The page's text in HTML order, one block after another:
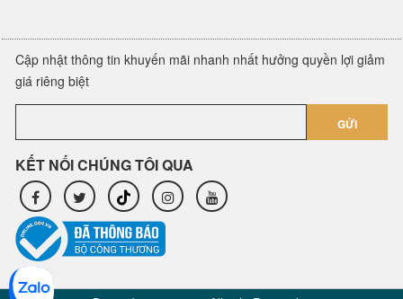
Cập nhật thông tin khuyến mãi nhanh nhất hưởng quyền lợi giảm
giá riêng biệt
GỬI
KẾT NỐI CHÚNG TÔI QUA